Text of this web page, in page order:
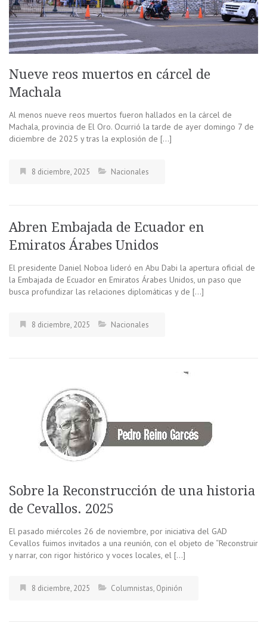
Nueve reos muertos en cárcel de
Machala
Al menos nueve reos muertos fueron hallados en la cárcel de
Machala, provincia de El Oro. Ocurrió la tarde de ayer domingo 7 de
diciembre de 2025 y tras la explosión de […]
8 diciembre, 2025 Nacionales
Abren Embajada de Ecuador en
Emiratos Árabes Unidos
El presidente Daniel Noboa lideró en Abu Dabi la apertura oficial de
la Embajada de Ecuador en Emiratos Árabes Unidos, un paso que
busca profundizar las relaciones diplomáticas y de […]
8 diciembre, 2025 Nacionales
Sobre la Reconstrucción de una historia
de Cevallos. 2025
El pasado miércoles 26 de noviembre, por iniciativa del GAD
Cevallos fuimos invitados a una reunión, con el objeto de “Reconstruir
y narrar, con rigor histórico y voces locales, el […]
8 diciembre, 2025 Columnistas, Opinión